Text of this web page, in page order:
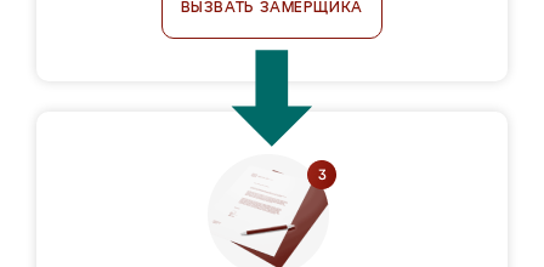
ВЫЗВАТЬ ЗАМЕРЩИКА